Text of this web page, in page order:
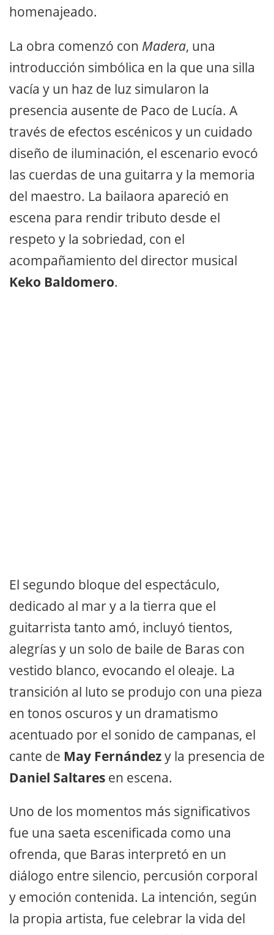
homenajeado.
La obra comenzó con Madera, una
introducción simbólica en la que una silla
vacía y un haz de luz simularon la
presencia ausente de Paco de Lucía. A
través de efectos escénicos y un cuidado
diseño de iluminación, el escenario evocó
las cuerdas de una guitarra y la memoria
del maestro. La bailaora apareció en
escena para rendir tributo desde el
respeto y la sobriedad, con el
acompañamiento del director musical
Keko Baldomero.
El segundo bloque del espectáculo,
dedicado al mar y a la tierra que el
guitarrista tanto amó, incluyó tientos,
alegrías y un solo de baile de Baras con
vestido blanco, evocando el oleaje. La
transición al luto se produjo con una pieza
en tonos oscuros y un dramatismo
acentuado por el sonido de campanas, el
cante de May Fernándezy la presencia de
Daniel Saltares en escena.
Uno de los momentos más significativos
fue una saeta escenificada como una
ofrenda, que Baras interpretó en un
diálogo entre silencio, percusión corporal
y emoción contenida. La intención, según
la propia artista, fue celebrar la vida del